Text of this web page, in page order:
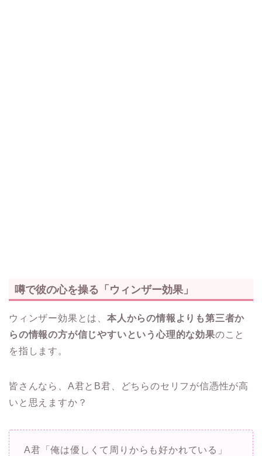
噂で彼の心を操る「ウィンザー効果」
ウィンザー効果とは、 本人からの情報よりも第三者か
らの情報の方が信じやすいという心理的な効果のこと
を指します。
皆さんなら、A君とB君、どちらのセリフが信憑性が高
いと思えますか？
A君「俺は優しくて周りからも好かれている」